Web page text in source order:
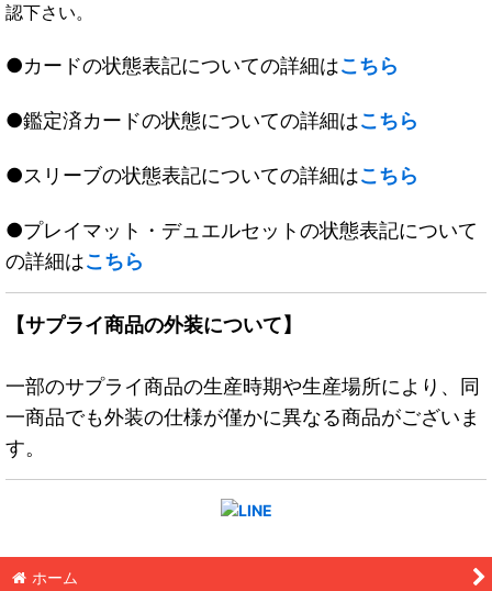
認下さい。
●カードの状態表記についての詳細はこちら
●鑑定済カードの状態についての詳細はこちら
●スリーブの状態表記についての詳細はこちら
●プレイマット・デュエルセットの状態表記について
の詳細はこちら
【サプライ商品の外装について】
一部のサプライ商品の生産時期や生産場所により、同
一商品でも外装の仕様が僅かに異なる商品がございま
す。
ホーム